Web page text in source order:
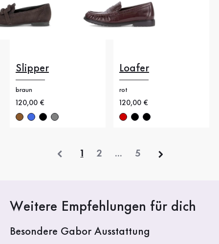
Slipper
braun
Neuer Preis
120,00 €
Loafer
rot
Neuer Preis
120,00 €
1 2 ... 5
Weitere Empfehlungen für dich
Besondere Gabor Ausstattung